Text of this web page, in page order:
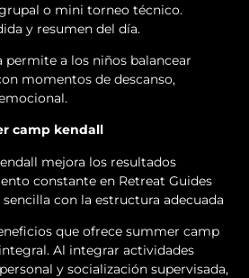
o mini torneo técnico.
y resumen del día.
permite a los niños balancear
momentos de descanso,
camp kendall
mejora los resultados
constante en Retreat Guides
con la estructura adecuada
que ofrece summer camp
Al integrar actividades
y socialización supervisada,